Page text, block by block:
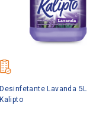
Desinfetante Lavanda 5L
Kalipto